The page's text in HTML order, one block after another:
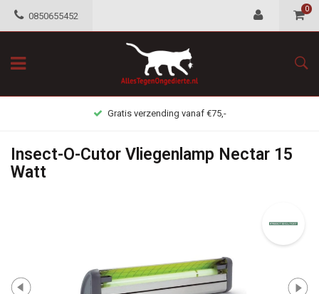
0850655452
0
Gratis verzending vanaf €75,-
Insect-O-Cutor Vliegenlamp Nectar 15
Watt